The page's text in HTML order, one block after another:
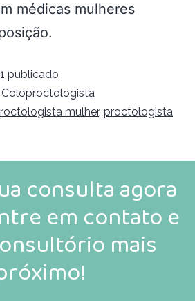
médicas mulheres
publicado
Coloproctologista
mulher, proctologista
consulta agora
em contato e
mais